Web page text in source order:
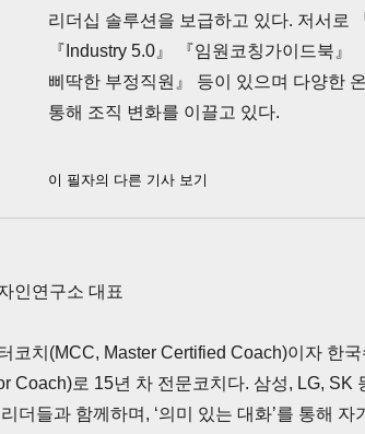
리더십 솔루션을 보급하고 있다. 저서로
『Industry 5.0』 『임원코칭가이드북』
삐딱한 부정직원』 등이 있으며 다양한
통해 조직 변화를 이끌고 있다.
이 필자의 다른 기사 보기
인연구소 대표
코치(MCC, Master Certified Coach)이자 한
Coach)로 15년 차 전문코치다. 삼성, LG, SK
더들과 함께하며, ‘의미 있는 대화’를 통해